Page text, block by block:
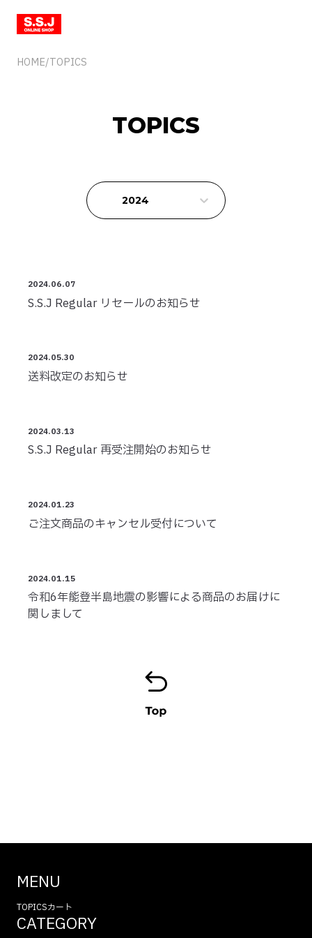
HOME/TOPICS
TOPICS
2024
2024.06.07
S.S.J Regular リセールのお知らせ
2024.05.30
送料改定のお知らせ
2024.03.13
S.S.J Regular 再受注開始のお知らせ
2024.01.23
ご注文商品のキャンセル受付について
2024.01.15
令和6年能登半島地震の影響による商品のお届けに
関しまして
MENU
TOPICSカート
CATEGORY